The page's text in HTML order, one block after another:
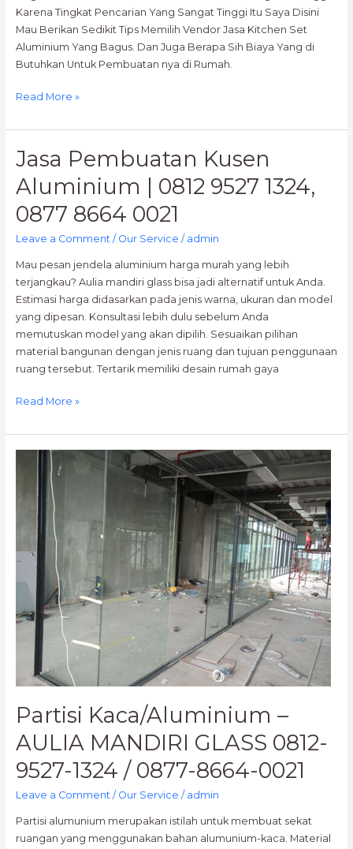
Karena Tingkat Pencarian Yang Sangat Tinggi Itu Saya Disini
Mau Berikan Sedikit Tips Memilih Vendor Jasa Kitchen Set
Aluminium Yang Bagus. Dan Juga Berapa Sih Biaya Yang di
Butuhkan Untuk Pembuatan nya di Rumah.
Read More »
Jasa Pembuatan Kusen
Aluminium | 0812 9527 1324,
0877 8664 0021
Leave a Comment / Our Service / admin
Mau pesan jendela aluminium harga murah yang lebih
terjangkau? Aulia mandiri glass bisa jadi alternatif untuk Anda.
Estimasi harga didasarkan pada jenis warna, ukuran dan model
yang dipesan. Konsultasi lebih dulu sebelum Anda
memutuskan model yang akan dipilih. Sesuaikan pilihan
material bangunan dengan jenis ruang dan tujuan penggunaan
ruang tersebut. Tertarik memiliki desain rumah gaya
Jasa
Pembuatan
Kusen
Aluminium
0812
0877
0021
Read More »
Partisi Kaca/Aluminium –
AULIA MANDIRI GLASS 0812-
9527-1324 / 0877-8664-0021
Leave a Comment / Our Service / admin
Partisi alumunium merupakan istilah untuk membuat sekat
ruangan yang menggunakan bahan alumunium-kaca. Material
Partisi
Kaca/Aluminium
MANDIRI
GLASS
0812-
/
0877-
0021